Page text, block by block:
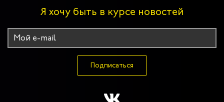
Я хочу быть в курсе новостей
Подписаться